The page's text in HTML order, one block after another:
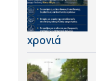
χρονιά